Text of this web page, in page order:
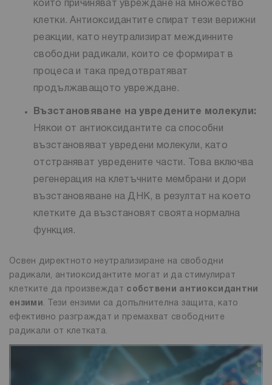
които причиняват увреждане на множество
клетки. Антиоксидантите спират тези верижни
реакции, като неутрализират междинните
свободни радикали, които се формират в
процеса и така предотвратяват
продължаващото увреждане.
Възстановяване на увредените молекули:
Някои от антиоксидантите са способни
възстановяват увредени молекули, като
отстраняват увредените части. Това включва
регенерация на клетъчните мембрани и дори
възстановяване на ДНК, в резултат на което
клетките да възстановят своята нормална
функция.
Освен директното неутрализиране на свободни
радикали, антиоксидантите могат и да стимулират
клетките да произвеждат собствени антиоксидантни
ензими. Тези ензими са допълнителна защита, като
ефективно разграждат и премахват свободните
радикали от клетката.